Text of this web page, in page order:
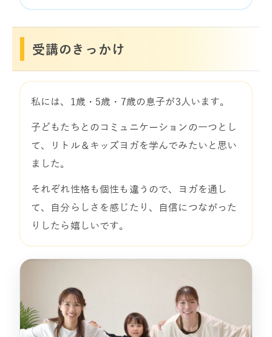
受講のきっかけ
私には、1歳・5歳・7歳の息子が3人います。
子どもたちとのコミュニケーションの一つとし
て、リトル＆キッズヨガを学んでみたいと思い
ました。
それぞれ性格も個性も違うので、ヨガを通し
て、自分らしさを感じたり、自信につながった
りしたら嬉しいです。